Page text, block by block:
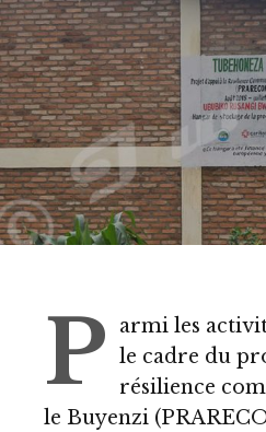
P
armi les
le cadre du
résilience
le Buyenzi